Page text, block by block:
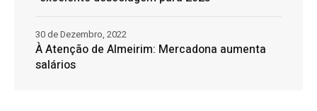
À Atenção de Almeirim: Mercadona aumenta
salários
30 de Dezembro, 2022